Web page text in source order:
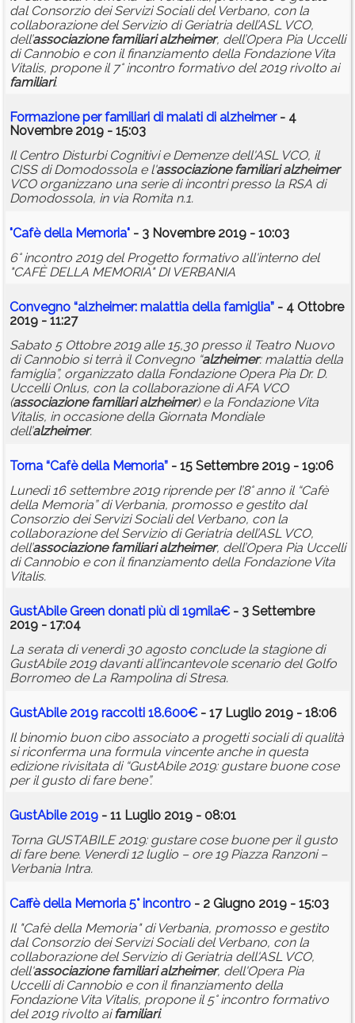
dal Consorzio dei Servizi Sociali del Verbano, con la
collaborazione del Servizio di Geriatria dell’ASL VCO,
dell’associazione familiari alzheimer, dell’Opera Pia Uccelli
di Cannobio e con il finanziamento della Fondazione Vita
Vitalis, propone il 7° incontro formativo del 2019 rivolto ai
familiari.
Formazione perfamiliari di malati di alzheimer- 4
Novembre 2019 - 15:03
Il Centro Disturbi Cognitivi e Demenze dell'ASL VCO, il
CISS di Domodossola e l'associazione familiari alzheimer
VCO organizzano una serie di incontri presso la RSA di
Domodossola, in via Romita n.1.
"Cafè della Memoria" - 3 Novembre 2019 - 10:03
6° incontro 2019 del Progetto formativo all'interno del
"CAFÈ DELLA MEMORIA" DI VERBANIA
Convegno “alzheimer: malattia della famiglia” - 4 Ottobre
2019 - 11:27
Sabato 5 Ottobre 2019 alle 15,30 presso il Teatro Nuovo
di Cannobio si terrà il Convegno “alzheimer: malattia della
famiglia”, organizzato dalla Fondazione Opera Pia Dr. D.
Uccelli Onlus, con la collaborazione di AFA VCO
(associazione familiari alzheimer) e la Fondazione Vita
Vitalis, in occasione della Giornata Mondiale
dell’alzheimer.
Torna “Cafè della Memoria” - 15 Settembre 2019 - 19:06
Lunedì 16 settembre 2019 riprende per l’8° anno il “Cafè
della Memoria” di Verbania, promosso e gestito dal
Consorzio dei Servizi Sociali del Verbano, con la
collaborazione del Servizio di Geriatria dell’ASL VCO,
dell’associazione familiari alzheimer, dell’Opera Pia Uccelli
di Cannobio e con il finanziamento della Fondazione Vita
Vitalis.
GustAbile Green donati più di 19mila€- 3 Settembre
2019 - 17:04
La serata di venerdì 30 agosto conclude la stagione di
GustAbile 2019 davanti all’incantevole scenario del Golfo
Borromeo de La Rampolina di Stresa.
GustAbile 2019 raccolti 18.600€- 17 Luglio 2019 - 18:06
Il binomio buon cibo associato a progetti sociali di qualità
si riconferma una formula vincente anche in questa
edizione rivisitata di “GustAbile 2019: gustare buone cose
per il gusto di fare bene”.
GustAbile 2019 - 11 Luglio 2019 - 08:01
Torna GUSTABILE 2019: gustare cose buone per il gusto
di fare bene. Venerdì 12 luglio – ore 19 Piazza Ranzoni –
Verbania Intra.
Caffè della Memoria 5° incontro - 2 Giugno 2019 - 15:03
Il "Cafè della Memoria" di Verbania, promosso e gestito
dal Consorzio dei Servizi Sociali del Verbano, con la
collaborazione del Servizio di Geriatria dell'ASL VCO,
dell'associazione familiari alzheimer, dell'Opera Pia
Uccelli di Cannobio e con il finanziamento della
Fondazione Vita Vitalis, propone il 5° incontro formativo
del 2019 rivolto aifamiliari.